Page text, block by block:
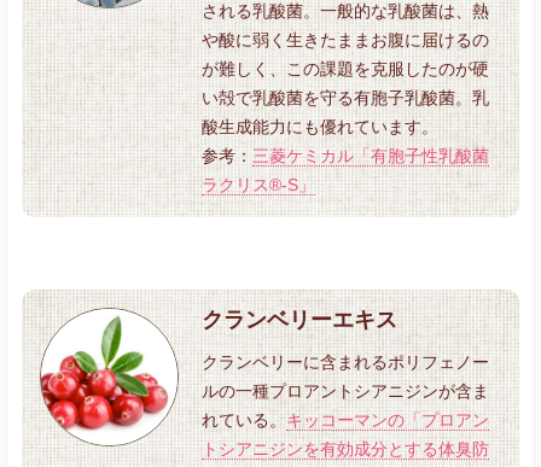
される乳酸菌。一般的な乳酸菌は、熱
や酸に弱く生きたままお腹に届けるの
が難しく、この課題を克服したのが硬
い殻で乳酸菌を守る有胞子乳酸菌。乳
酸生成能力にも優れています。
参考： 三菱ケミカル「有胞子性乳酸菌
ラクリス®-S」
クランベリーエキス
クランベリーに含まれるポリフェノー
ルの一種プロアントシアニジンが含ま
れている。キッコーマンの「プロアン
トシアニジンを有効成分とする体臭防